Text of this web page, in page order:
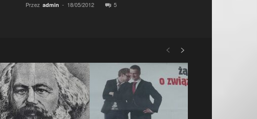
Przez admin - 18/05/2012 5